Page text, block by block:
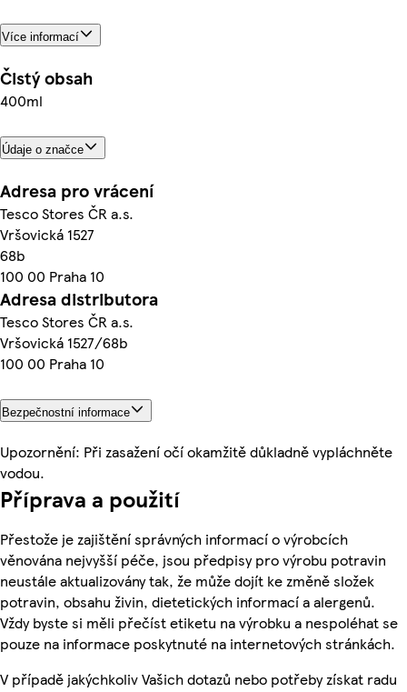
Více informací
Čistý obsah
400ml
Údaje o značce
Adresa pro vrácení
Tesco Stores ČR a.s.
Vršovická 1527
68b
100 00 Praha 10
Adresa distributora
Tesco Stores ČR a.s.
Vršovická 1527/68b
100 00 Praha 10
Bezpečnostní informace
Upozornění: Při zasažení očí okamžitě důkladně vypláchněte
vodou.
Příprava a použití
Přestože je zajištění správných informací o výrobcích
věnována nejvyšší péče, jsou předpisy pro výrobu potravin
neustále aktualizovány tak, že může dojít ke změně složek
potravin, obsahu živin, dietetických informací a alergenů.
Vždy byste si měli přečíst etiketu na výrobku a nespoléhat se
pouze na informace poskytnuté na internetových stránkách.
V případě jakýchkoliv Vašich dotazů nebo potřeby získat radu